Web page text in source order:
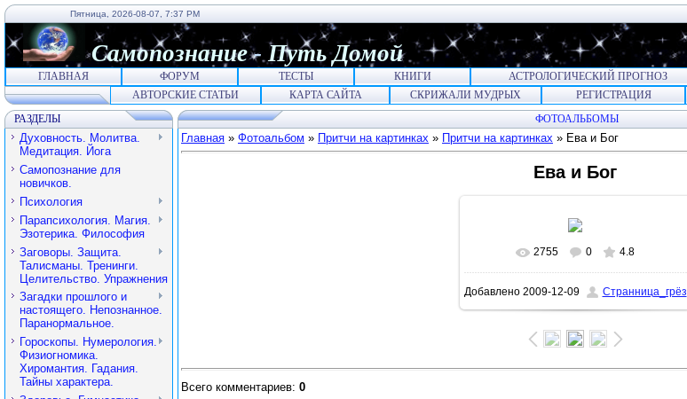
Пятница, 2026-08-07, 7:37 PM
Самопознание- Путь Домой
ГЛАВНАЯ ФОРУМ ТЕСТЫ КНИГИ АСТРОЛОГИЧЕСКИЙ ПРОГНОЗ
АВТОРСКИЕ СТАТЬИ
КАРТА САЙТА СКРИЖАЛИ МУДРЫХ РЕГИСТРАЦИЯ
РАЗДЕЛЫ
Духовность. Молитва.
Медитация. Йога
Самопознание для
новичков.
Психология
Парапсихология. Магия.
Эзотерика. Философия
Заговоры. Защита.
Талисманы. Тренинги.
Целительство. Упражнения
Загадки прошлого и
настоящего. Непознанное.
Паранормальное.
Гороскопы. Нумерология.
Физиогномика.
Хиромантия. Гадания.
Тайны характера.
ФОТОАЛЬБОМЫ
Главная » Фотоальбом » Притчи на картинках » Притчи на картинках » Ева и Бог
Ева и Бог
В реальном размере 900x675
592.4Kb
2755 0 4.8
Добавлено2009-12-09 Странница_грёз
Всего комментариев: 0